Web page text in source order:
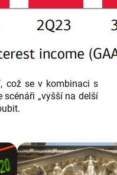
což se v kombinaci s
„vyšší na delší